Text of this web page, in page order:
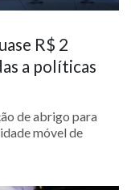
R$ 2
a políticas
de abrigo para
móvel de